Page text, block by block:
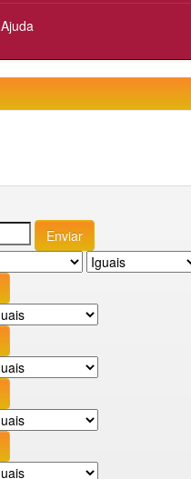
Ajuda